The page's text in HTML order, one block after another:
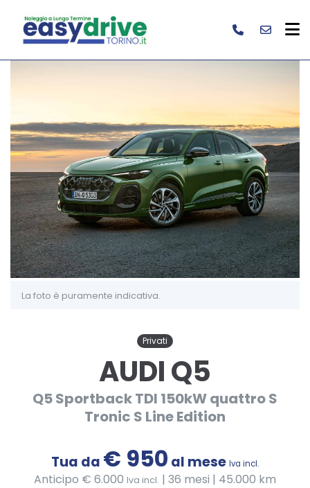
La foto è puramente indicativa.
Privati
AUDI Q5
Q5 Sportback TDI 150kW quattro S
Tronic S Line Edition
Tua da € 950 al mese Iva incl.
Anticipo € 6.000 Iva incl. | 36 mesi | 45.000 km